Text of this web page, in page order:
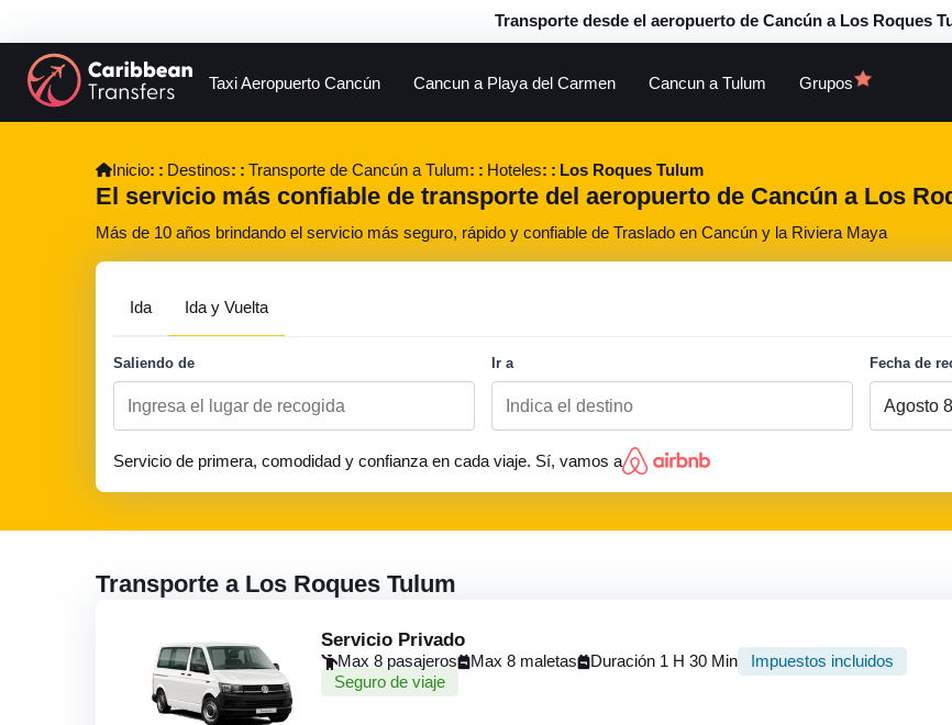
Transporte desde el aeropuerto de Cancún a Los Roques
Taxi Aeropuerto Cancún Cancun a Playa del Carmen Cancun a Tulum Grupos
Inicio Destinos Transporte de Cancún a Tulum Hoteles Los Roques Tulum
El servicio más confiable de transporte del aeropuerto de Cancún a Los
Más de 10 años brindando el servicio más seguro, rápido y confiable de Traslado en Cancún y la Riviera Maya
Ida Ida y Vuelta
Saliendo de Ir a Fecha de
Servicio de primera, comodidad y confianza en cada viaje. Sí, vamos a
Transporte a Los Roques Tulum
Servicio Privado
Max 8 pasajeros Max 8 maletas Duración 1 H 30 Min
Impuestos incluidos
Seguro de viaje